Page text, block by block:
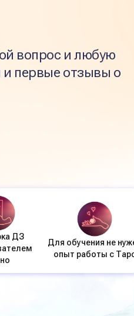
вопрос и любую
первые отзывы о
ДЗ
Для обучения не
опыт работы с